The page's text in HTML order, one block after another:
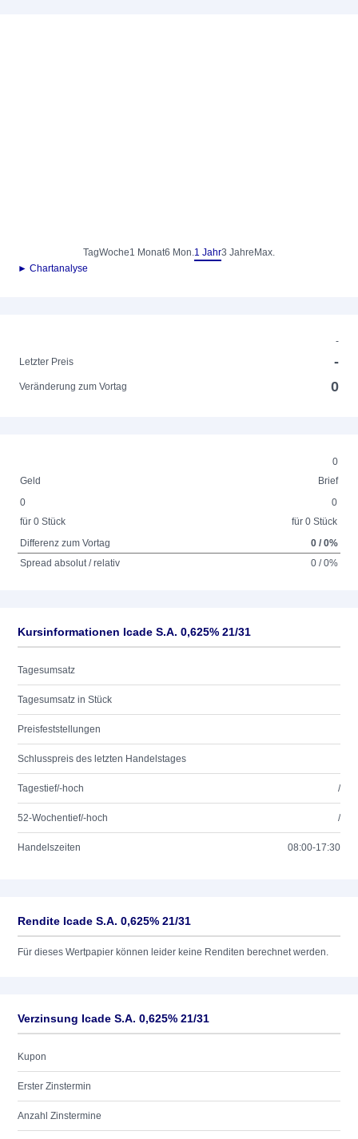
TagWoche1 Monat6 Mon.1 Jahr3 Jahre Max.
► Chartanalyse
-
Letzter Preis
-
Veränderung zum Vortag 0
0
Geld
Brief
0
für 0 Stück
0
für 0 Stück
Differenz zum Vortag
0 / 0%
Spread absolut / relativ
0 / 0%
Kursinformationen Icade S.A. 0,625% 21/31
Tagesumsatz
Tagesumsatz in Stück
Preisfeststellungen
Schlusspreis des letzten Handelstages
Tagestief/-hoch /
52-Wochentief/-hoch /
Handelszeiten 08:00-17:30
Rendite Icade S.A. 0,625% 21/31
Für dieses Wertpapier können leider keine Renditen berechnet werden.
Verzinsung Icade S.A. 0,625% 21/31
Kupon
Erster Zinstermin
Anzahl Zinstermine